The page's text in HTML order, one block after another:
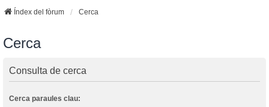
Índex del fòrum Cerca
Cerca
Consulta de cerca
Cerca paraules clau: